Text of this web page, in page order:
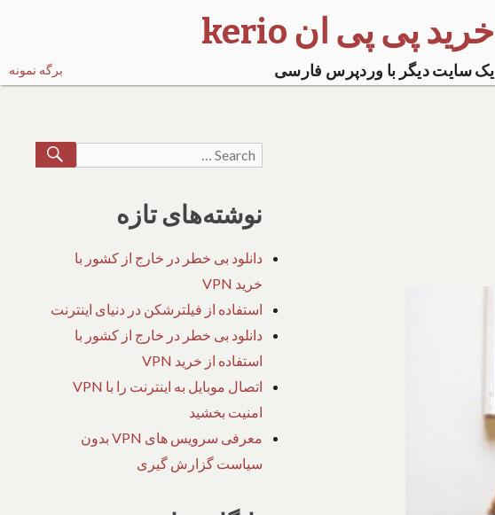
خرید پی پی ان kerio
یک سایت دیگر با وردپرس فارسی برگه نمونه
Search
نوشته‌های تازه
دانلود بی خطر در خارج از کشور با
خرید VPN
استفاده از فیلترشکن در دنیای اینترنت
دانلود بی خطر در خارج از کشور با
استفاده از خرید VPN
اتصال موبایل به اینترنت را با VPN
امنیت بخشید
معرفی سرویس های VPN بدون
سیاست گزارش گیری